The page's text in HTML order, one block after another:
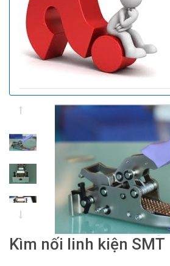
Kìm nối linh kiện SMT